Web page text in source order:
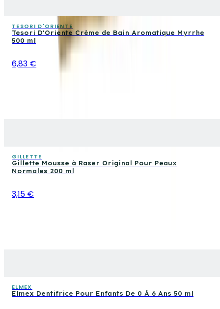
TESORI D'ORIENTE
Tesori D'Oriente Crème de Bain Aromatique Myrrhe
500 ml
6,83 €
GILLETTE
Gillette Mousse à Raser Original Pour Peaux
Normales 200 ml
3,15 €
ELMEX
Elmex Dentifrice Pour Enfants De 0 À 6 Ans 50 ml